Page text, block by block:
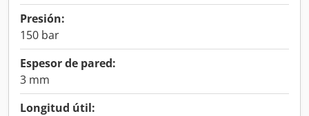
Presión:
150 bar
Espesor de pared:
3 mm
Longitud útil: